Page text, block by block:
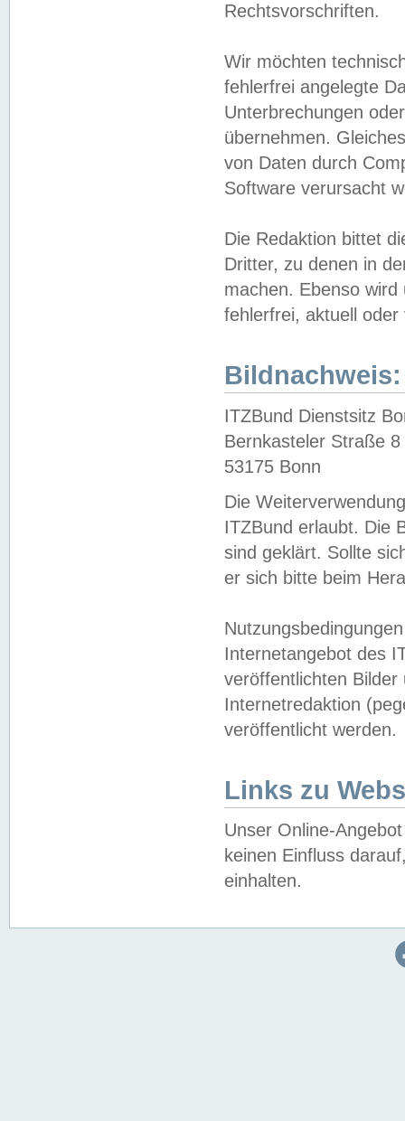
Rechtsvorschriften.
Wir möchten
fehlerfrei angelegte
Unterbrechungen
übernehmen.
von Daten durch
Software verursacht
Die Redaktion bittet
Dritter, zu denen in
machen. Ebenso
fehlerfrei, aktuell oder
Bildnachweis:
ITZBund Dienstsitz
Bernkasteler Straße 8
53175 Bonn
Die
ITZBund erlaubt. Die
sind geklärt. Sollte
er sich bitte beim
Internetangebot des
veröffentlichten
Internetredaktion
veröffentlicht werden.
Links zu
Unser Online-
keinen Einfluss
einhalten.